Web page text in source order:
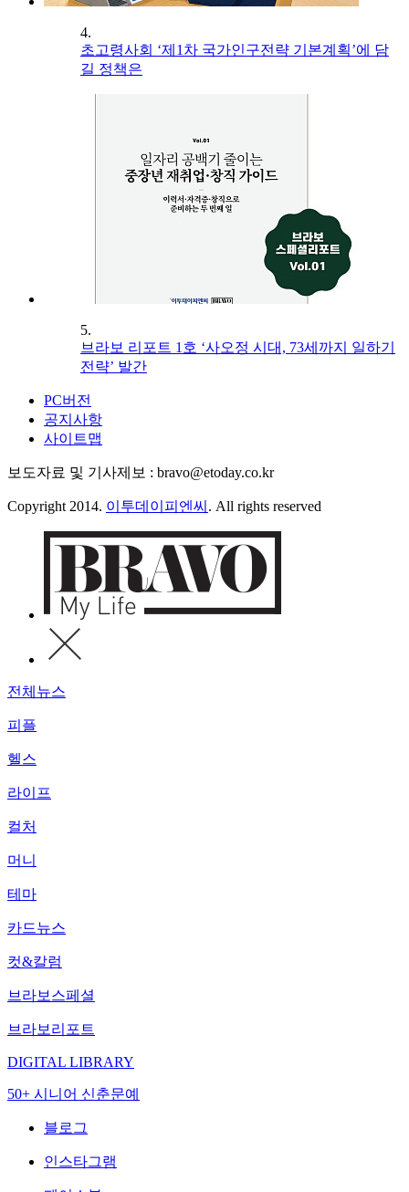
4.
초고령사회 ‘제1차 국가인구전략 기본계획’에 담
길 정책은
5.
브라보 리포트 1호 ‘사오정 시대, 73세까지 일하기
전략’ 발간
PC버전
공지사항
사이트맵
보도자료 및 기사제보 : bravo@etoday.co.kr
Copyright 2014. 이투데이피엔씨 . All rights reserved
전체뉴스
피플
헬스
라이프
컬처
머니
테마
카드뉴스
컷&칼럼
브라보스페셜
브라보리포트
DIGITAL LIBRARY
50+ 시니어 신춘문예
블로그
인스타그램